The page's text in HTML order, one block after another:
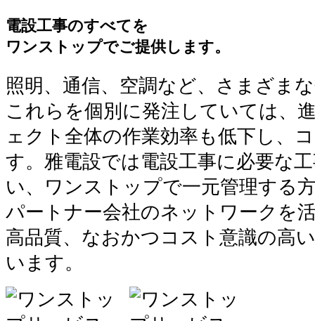
電設工事のすべてを
ワンストップでご提供します。
照明、通信、空調など、さまざま
これらを個別に発注していては、
ェクト全体の作業効率も低下し、
す。雅電設では電設工事に必要な
い、ワンストップで一元管理する
パートナー会社のネットワークを
高品質、なおかつコスト意識の高
います。